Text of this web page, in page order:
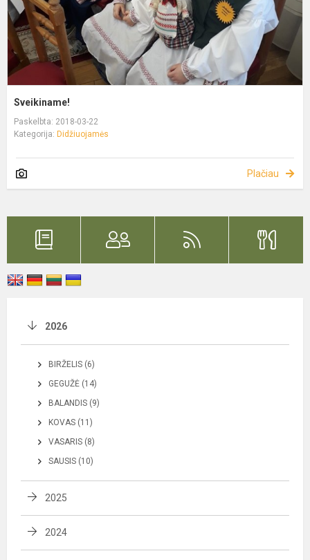
Sveikiname!
Paskelbta: 2018-03-22
Kategorija: Didžiuojamės
Plačiau
2026
BIRŽELIS (6)
GEGUŽĖ (14)
BALANDIS (9)
KOVAS (11)
VASARIS (8)
SAUSIS (10)
2025
2024